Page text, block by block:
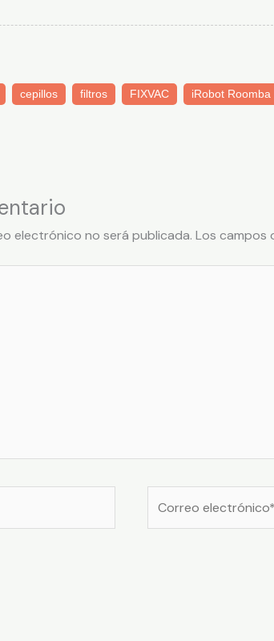
cepillos filtros FIXVAC iRobot Roomba
electrónico no será publicada. Los campos